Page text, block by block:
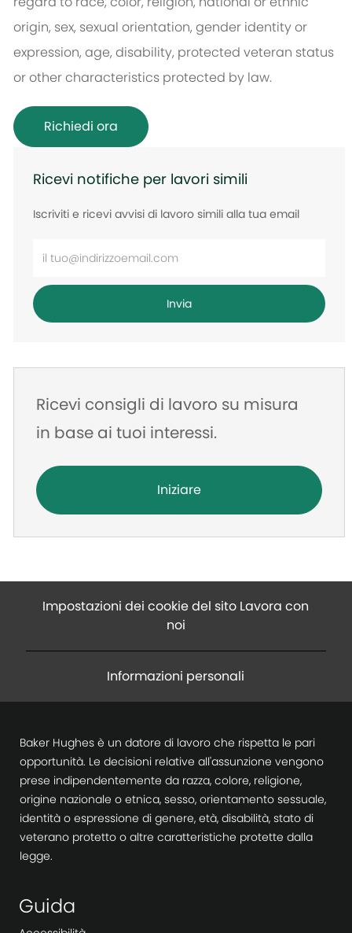
origin, sex, sexual orientation, gender identity or
expression, age, disability, protected veteran status
or other characteristics protected by law.
Richiedi ora
Ricevi notifiche per lavori simili
Iscriviti e ricevi avvisi di lavoro simili alla tua email
Inserisci
e-
mail
Invia
Ricevi consigli di lavoro su misura
in base ai tuoi interessi.
Iniziare
Impostazioni dei cookie del sito Lavora con
noi
Informazioni personali
Baker Hughes è un datore di lavoro che rispetta le pari
opportunità. Le decisioni relative all'assunzione vengono
prese indipendentemente da razza, colore, religione,
origine nazionale o etnica, sesso, orientamento sessuale,
identità o espressione di genere, età, disabilità, stato di
veterano protetto o altre caratteristiche protette dalla
legge.
Guida